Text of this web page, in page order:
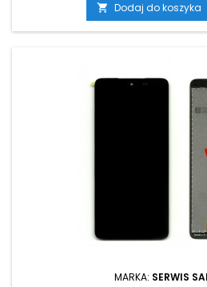
 Dodaj do koszyka
MARKA: SERWIS